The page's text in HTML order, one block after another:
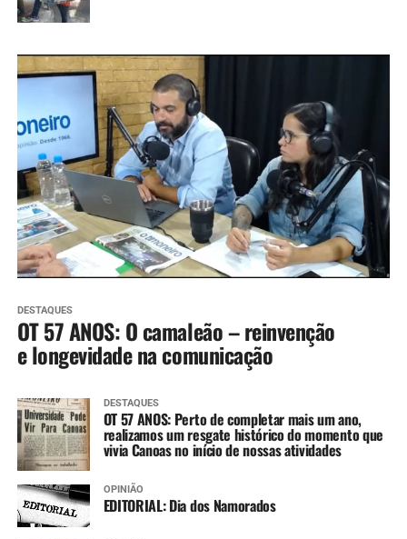
DESTAQUES
OT 57 ANOS: O camaleão – reinvenção
e longevidade na comunicação
DESTAQUES
OT 57 ANOS: Perto de completar mais um ano,
realizamos um resgate histórico do momento que
vivia Canoas no início de nossas atividades
OPINIÃO
EDITORIAL: Dia dos Namorados